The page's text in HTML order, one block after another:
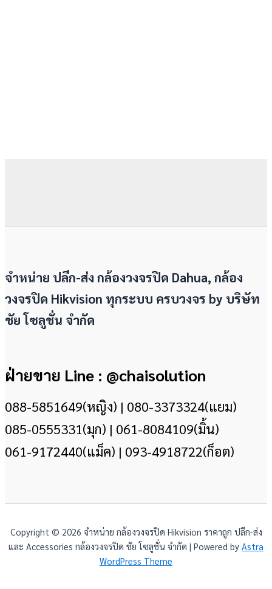
จำหน่าย ปลีก-ส่ง กล้องวงจรปิด Dahua, กล้อง
วงจรปิด Hikvision ทุกระบบ ครบวงจร by บริษัท
ชัย โซลูชั่น จำกัด
ฝ่ายขาย Line : @chaisolution
088-5851649(หญิง) | 080-3373324(แยม)
085-0555331(มุก) | 061-8084109(มิ้น)
061-9172440(แม็ค) | 093-4918722(ก็อต)
Copyright © 2026 จำหน่าย กล้องวงจรปิด Hikvision ราคาถูก ปลีก-ส่ง
และ Accessories กล้องวงจรปิด ชัย โซลูชั่น จำกัด | Powered by Astra
WordPress Theme